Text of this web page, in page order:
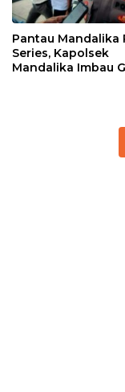
Pantau Mandalika
Series, Kapolsek
Mandalika Imbau